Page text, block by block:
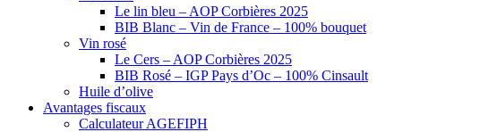
Le lin bleu – AOP Corbières 2025
BIB Blanc – Vin de France – 100% bouquet
Vin rosé
Le Cers – AOP Corbières 2025
BIB Rosé – IGP Pays d’Oc – 100% Cinsault
Huile d’olive
Avantages fiscaux
Calculateur AGEFIPH